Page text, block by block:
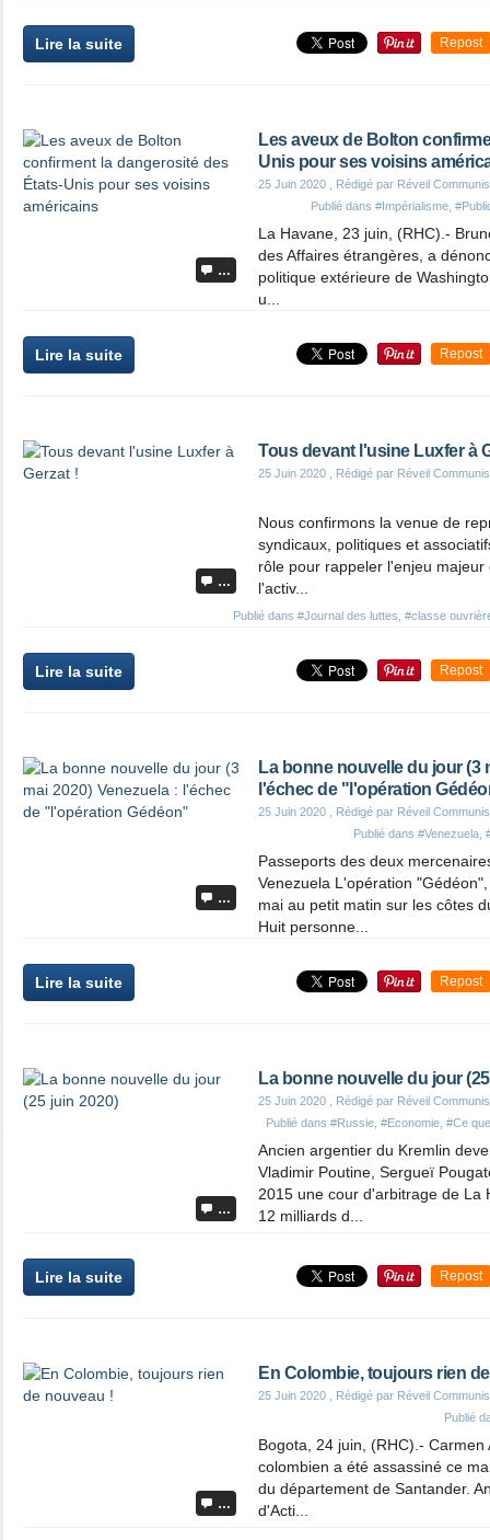
Lire la suite Repost
…
Les aveux de Bolton
Unis pour ses voisins
25 Juin 2020 , Rédigé par Réveil
Publié dans #Impérialisme
La Havane, 23 juin, (RHC).-
des Affaires étrangères, a
politique extérieure de
u...
Lire la suite Repost
…
Tous devant l'usine Luxfer à
25 Juin 2020 , Rédigé par Réveil
Publié dans #Journal des luttes #classe
Nous confirmons la venue de
syndicaux, politiques et
rôle pour rappeler l'enjeu
l'activ...
Lire la suite Repost
…
La bonne nouvelle du jour (3
l'échec de "l'opération
25 Juin 2020 , Rédigé par Réveil
Publié dans #Venezuela
Passeports des deux
Venezuela L'opération
mai au petit matin sur les côtes
Huit personne...
Lire la suite Repost
…
La bonne nouvelle du jour
25 Juin 2020 , Rédigé par Réveil
Publié dans #Russie #Economie #Ce
Ancien argentier du Kremlin
Vladimir Poutine, Sergueï
2015 une cour d'arbitrage de La
12 milliards d...
Lire la suite Repost
…
En Colombie, toujours rien
25 Juin 2020 , Rédigé par Réveil
Publié
Bogota, 24 juin, (RHC).-
colombien a été assassiné ce
du département de Santander.
d'Acti...